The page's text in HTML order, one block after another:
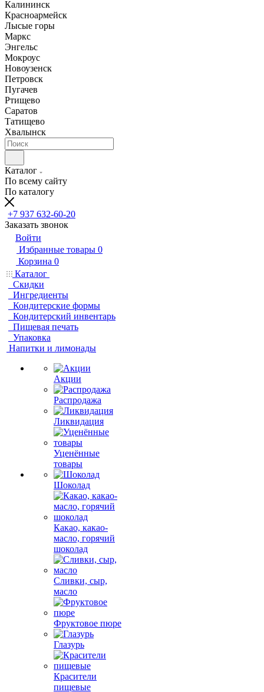
Калининск
Красноармейск
Лысые горы
Маркс
Энгельс
Мокроус
Новоузенск
Петровск
Пугачев
Ртищево
Саратов
Татищево
Хвалынск
Каталог
По всему сайту
По каталогу
+7 937 632-60-20
Заказать звонок
Войти
Избранные товары 0
Корзина 0
Каталог
Скидки
Ингредиенты
Кондитерские формы
Кондитерский инвентарь
Пищевая печать
Упаковка
Напитки и лимонады
Акции
Распродажа
Ликвидация
Уценённые
товары
Шоколад
Какао, какао-
масло, горячий
шоколад
Сливки, сыр,
масло
Фруктовое пюре
Глазурь
Красители
пищевые